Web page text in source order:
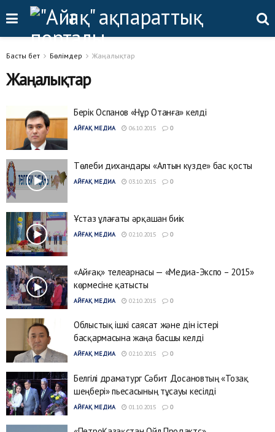
Басты бет Бөлімдер Жаңалықтар
Жаңалықтар
Берік Оспанов «Нұр Отанға» келді
АЙҒАҚ МЕДИА 06.10.2015 0
Төлеби дихандары «Алтын күзде» бас қосты
АЙҒАҚ МЕДИА 03.10.2015 0
Ұстаз ұлағаты әрқашан биік
АЙҒАҚ МЕДИА 02.10.2015 0
«Айғақ» телеарнасы — «Медиа-Экспо – 2015»
көрмесіне қатысты
АЙҒАҚ МЕДИА 02.10.2015 0
Облыстық ішкі саясат және дін істері
басқармасына жаңа басшы келді
АЙҒАҚ МЕДИА 02.10.2015 0
Белгілі драматург Сәбит Досановтың «Тозақ
шеңбері» пьесасының тұсауы кесілді
АЙҒАҚ МЕДИА 01.10.2015 0